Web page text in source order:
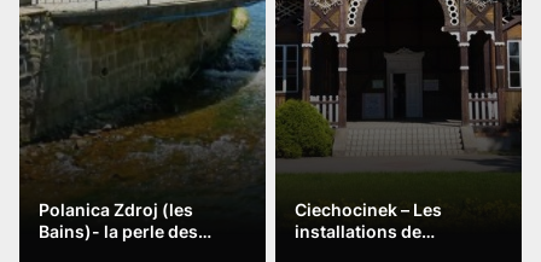
Polanica Zdroj (les
Bains)- la perle des
Ciechocinek – Les
installations de